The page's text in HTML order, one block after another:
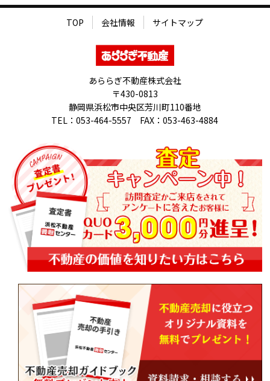
TOP 会社情報 サイトマップ
あららぎ不動産株式会社
〒430-0813
静岡県浜松市中央区芳川町110番地
TEL：053-464-5557 FAX：053-463-4884